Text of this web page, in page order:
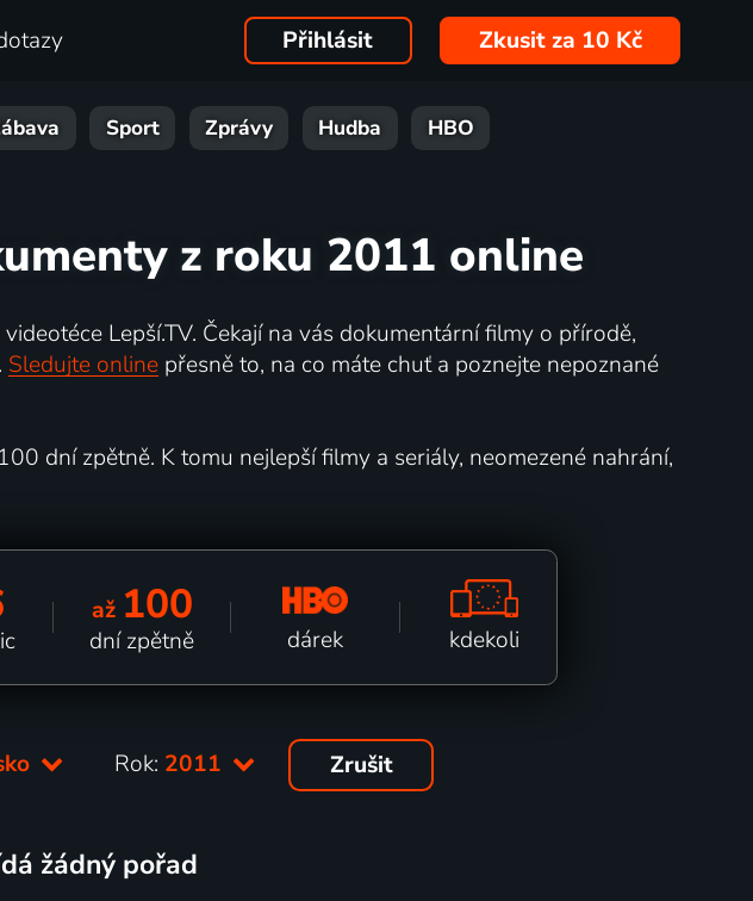
Přihlásit Zkusit za 10 Kč
Sport Zprávy Hudba HBO
z roku 2011 online
Lepší.TV. Čekají na vás dokumentární filmy o přírodě,
Sledujte onlinepřesně to, na co máte chuť a poznejte nepoznané
dní zpětně. K tomu nejlepší filmy a seriály, neomezené nahrání,
až 100
dní zpětně dárek kdekoli
Rok: 2011 Zrušit
žádný pořad